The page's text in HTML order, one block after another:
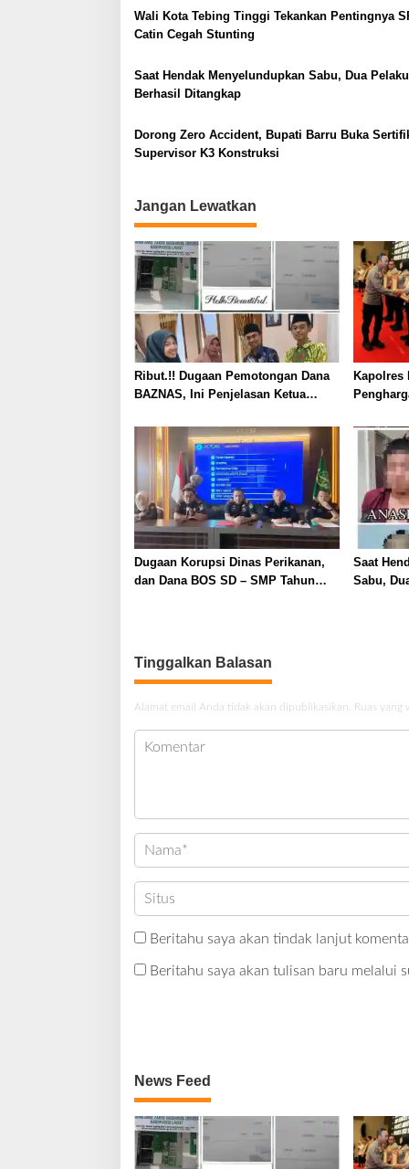
i
p
o
s
Wali Kota Tebing Tinggi Tekankan Pentingnya
Catin Cegah Stunting
Saat Hendak Menyelundupkan Sabu, Dua Pelaku
Berhasil Ditangkap
Dorong Zero Accident, Bupati Barru Buka
Supervisor K3 Konstruksi
Jangan Lewatkan
Ribut.!! Dugaan Pemotongan Dana
BAZNAS, Ini Penjelasan Ketua
Kapolres
2026
Dugaan Korupsi Dinas Perikanan,
dan Dana BOS SD – SMP Tahun
Saat
Sabu,
Tinggalkan Balasan
Alamat email Anda tidak akan dipublikasikan. Ruas yang
Beritahu saya akan tindak lanjut
Beritahu saya akan tulisan baru melalui
News Feed